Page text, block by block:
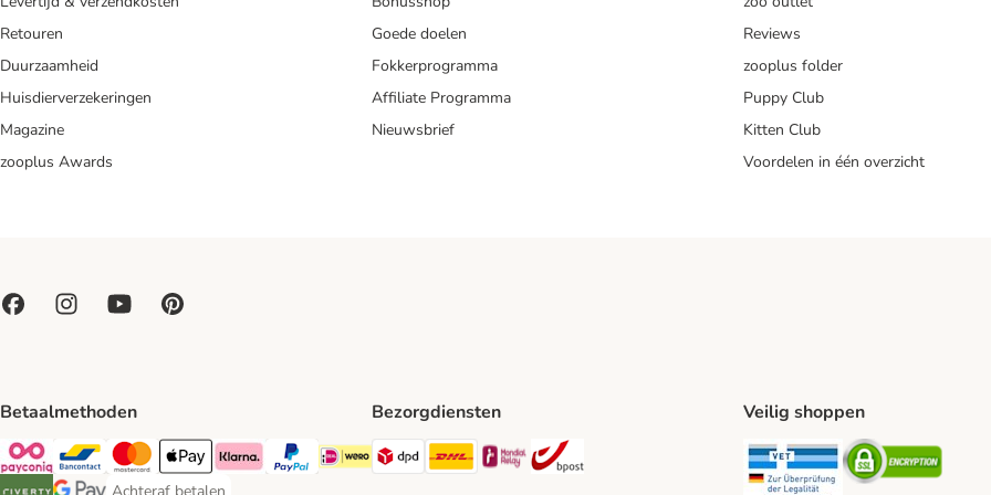
Retouren
Duurzaamheid
Huisdierverzekeringen
Magazine
zooplus Awards
Goede doelen
Fokkerprogramma
Affiliate Programma
Nieuwsbrief
Reviews
zooplus folder
Puppy Club
Kitten Club
Voordelen in één overzicht
Betaalmethoden
Payconiq Payment Method
Bancontact Payment Method
Mastercard Payment Method
Apple Pay Payment Method
Klarna Payment Method
PayPal Payment Method
iDeal Payment Method
Bezorgdiensten
Dpd Shipping Method
DHL Shipping Method
Mondial Relay Shipping Method
Veilig shoppen
Security